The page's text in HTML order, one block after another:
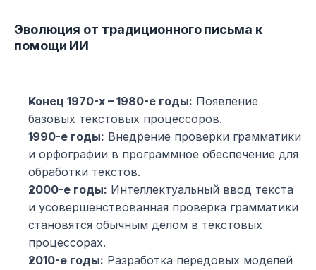
Эволюция от традиционного письма к
помощи ИИ
Конец 1970-х – 1980-е годы: Появление
базовых текстовых процессоров.
1990-е годы: Внедрение проверки грамматики
и орфографии в программное обеспечение для
обработки текстов.
2000-е годы: Интеллектуальный ввод текста
и усовершенствованная проверка грамматики
становятся обычным делом в текстовых
процессорах.
2010-е годы: Разработка передовых моделей